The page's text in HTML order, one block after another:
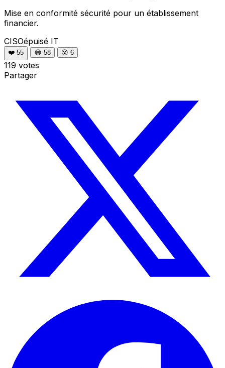
Mise en conformité sécurité pour un établissement
financier.
CISOépuisé IT
❤️ 55 😂 58 😮 6
119 votes
Partager